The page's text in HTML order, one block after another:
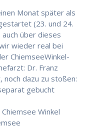
Monat später als
(23. und 24.
über dieses
wieder real bei
ChiemseeWinkel-
Dr. Franz
dazu zu stoßen:
gebucht
Winkel